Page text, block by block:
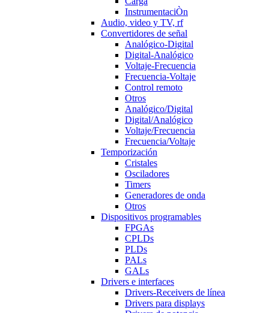
InstrumentaciÒn
Audio, video y TV, rf
Convertidores de señal
Analógico-Digital
Digital-Analógico
Voltaje-Frecuencia
Frecuencia-Voltaje
Control remoto
Otros
Analógico/Digital
Digital/Analógico
Voltaje/Frecuencia
Frecuencia/Voltaje
Temporización
Cristales
Osciladores
Timers
Generadores de onda
Otros
Dispositivos programables
FPGAs
CPLDs
PLDs
PALs
GALs
Drivers e interfaces
Drivers-Receivers de línea
Drivers para displays